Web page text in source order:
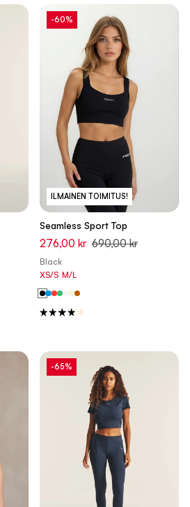
ILMAINEN TOIMITUS!
-60%
Seamless Sport Top
276,00 kr 690,00 kr
Black
XS/S M/L
-65%